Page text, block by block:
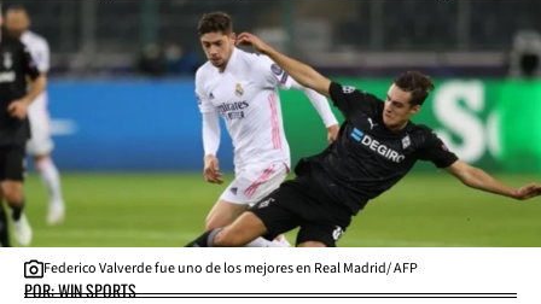
Federico Valverde fue uno de los mejores en Real Madrid/ AFP
POR: WIN SPORTS